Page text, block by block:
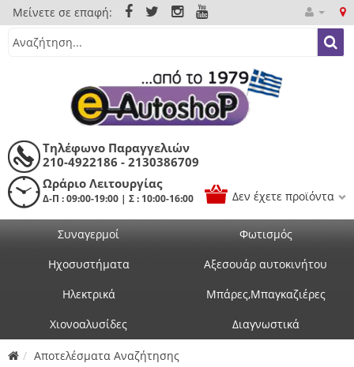
Μείνετε σε επαφή:
Τηλέφωνο Παραγγελιών
210-4922186 - 2130386709
Ωράριο Λειτουργίας
Δ-Π : 09:00-19:00 | Σ : 10:00-16:00 Δεν έχετε προϊόντα
Συναγερμοί
Φωτισμός
Ηχοσυστήματα
Αξεσουάρ αυτοκινήτου
Ηλεκτρικά
Μπάρες,Μπαγκαζιέρες
Χιονοαλυσίδες
Διαγνωστικά
Αποτελέσματα Αναζήτησης